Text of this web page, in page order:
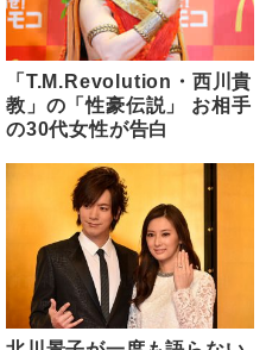
「T.M.Revolution・西川貴
教」の「性豪伝説」 お相手
の30代女性が告白